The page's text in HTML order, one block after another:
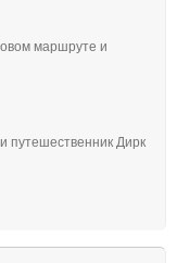
маршруте и
путешественник Дирк